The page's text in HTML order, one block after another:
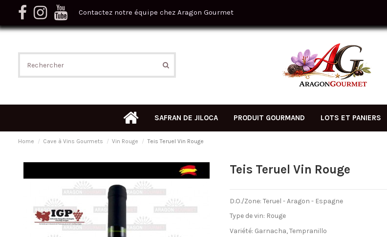
Contactez notre équipe chez Aragon Gourmet
SAFRAN DE JILOCA PRODUIT GOURMAND LOTS ET PANIERS
Home Cave à Vins Gourmets Vin Rouge Teis Teruel Vin Rouge
Teis Teruel Vin Rouge
D.O./Zone: Teruel - Aragon - Espagne
Type de vin: Rouge
Variété: Garnacha, Tempranillo